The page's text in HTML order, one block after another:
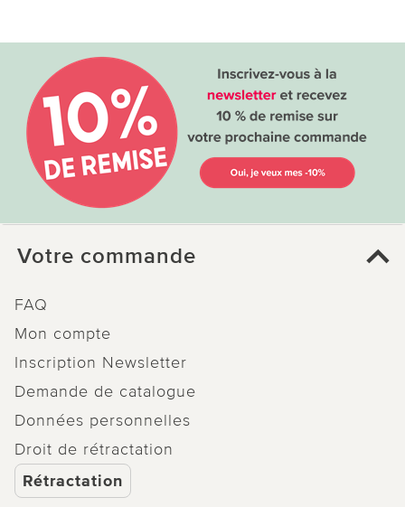
Votre commande
FAQ
Mon compte
Inscription Newsletter
Demande de catalogue
Données personnelles
Droit de rétractation
Rétractation